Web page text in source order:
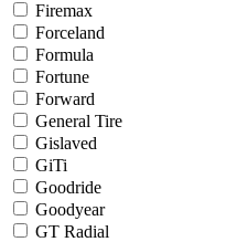
Firemax
Forceland
Formula
Fortune
Forward
General Tire
Gislaved
GiTi
Goodride
Goodyear
GT Radial